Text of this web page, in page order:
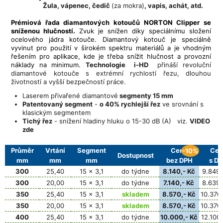
Žula, vápenec, čedič (za mokra), vapis, achát, atd.
Prémiová řada diamantových kotoučů NORTON Clipper se
sníženou hlučností. Zvuk je snížen díky speciálnímu složení
ocelového jádra kotouče. Diamantový kotouč je speciálně
vyvinut pro použití v širokém spektru materiálů a je vhodným
řešením pro aplikace, kde je třeba snížit hlučnost a provozní
náklady na minimum.
Technologie i-HD
přináší revoluční
diamantové kotouče s extrémní rychlostí řezu, dlouhou
životností a vyšší bezpečností práce.
Laserem přivařené diamantové segmenty 15 mm
Patentovaný segment - o 40% rychlejší řez ve srovnání s
klasickým segmentem
Tichý řez - snížení hladiny hluku o 15-30 dB (A) viz. VIDEO
zde
Průměr
mm
Vrtání
mm
Segment
mm
Dostupnost
Cena
bez DPH
-10%
s
300
25,40 15 x 3,1 do týdne 8.140,- Kč
300
20,00 15 x 3,1 do týdne 7.140,- Kč
350
25,40 15 x 3,1 skladem 8.570,- Kč
350
20,00 15 x 3,1 skladem 8.570,- Kč
400
25,40 15 x 3,1 do týdne 10.000,- Kč